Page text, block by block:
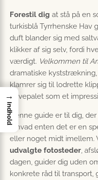
Forestil dig at stå på en
turkisblå Tyrrhenske Hav
duft blander sig med
klikker af sig selv, fordi
værdigt. Velkommen til
dramatiske
klamrer sig til lodrette
farvepalet som et
Denne guide er til dig, der
– hvad enten det er en
eller noget midt imellem.
udvalgte fotosteder,
dagen, guider dig uden
konkrete råd til transport,
→
Indhold